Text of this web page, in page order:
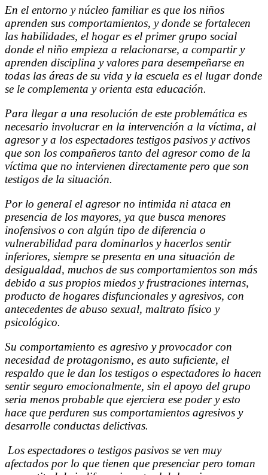
En el entorno y núcleo familiar es que los niños
aprenden sus comportamientos, y donde se fortalecen
las habilidades, el hogar es el primer grupo social
donde el niño empieza a relacionarse, a compartir y
aprenden disciplina y valores para desempeñarse en
todas las áreas de su vida y la escuela es el lugar donde
se le complementa y orienta esta educación.
Para llegar a una resolución de este problemática es
necesario involucrar en la intervención a la víctima, al
agresor y a los espectadores testigos pasivos y activos
que son los compañeros tanto del agresor como de la
víctima que no intervienen directamente pero que son
testigos de la situación.
Por lo general el agresor no intimida ni ataca en
presencia de los mayores, ya que busca menores
inofensivos o con algún tipo de diferencia o
vulnerabilidad para dominarlos y hacerlos sentir
inferiores, siempre se presenta en una situación de
desigualdad, muchos de sus comportamientos son más
debido a sus propios miedos y frustraciones internas,
producto de hogares disfuncionales y agresivos, con
antecedentes de abuso sexual, maltrato físico y
psicológico.
Su comportamiento es agresivo y provocador con
necesidad de protagonismo, es auto suficiente, el
respaldo que le dan los testigos o espectadores lo hacen
sentir seguro emocionalmente, sin el apoyo del grupo
seria menos probable que ejerciera ese poder y esto
hace que perduren sus comportamientos agresivos y
desarrolle conductas delictivas.
Los espectadores o testigos pasivos se ven muy
afectados por lo que tienen que presenciar pero toman